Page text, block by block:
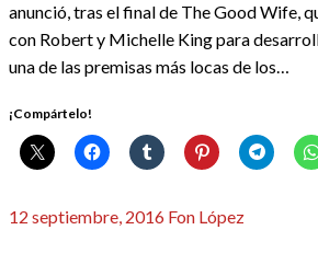
anunció, tras el final de The Good Wife,
con Robert y Michelle King para
una de las premisas más locas de los…
¡Compártelo!
Publicado
12 septiembre, 2016 Fon López